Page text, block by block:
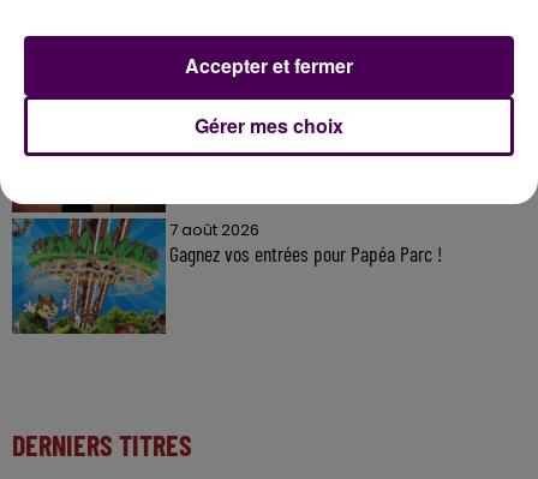
Inscrivez-vous au casting The Voice & The Voice
Kids !
7 août 2026
Gagnez vos entrées pour Papéa Parc !
DERNIERS TITRES
Gérer mes choix
Accepter et fermer